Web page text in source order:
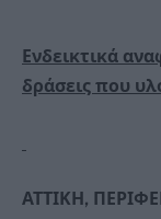
Ενδεικτικά
δράσεις που
ΑΤΤΙΚΗ,